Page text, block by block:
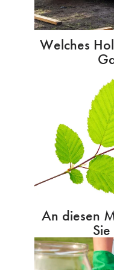
Welches
An diesen